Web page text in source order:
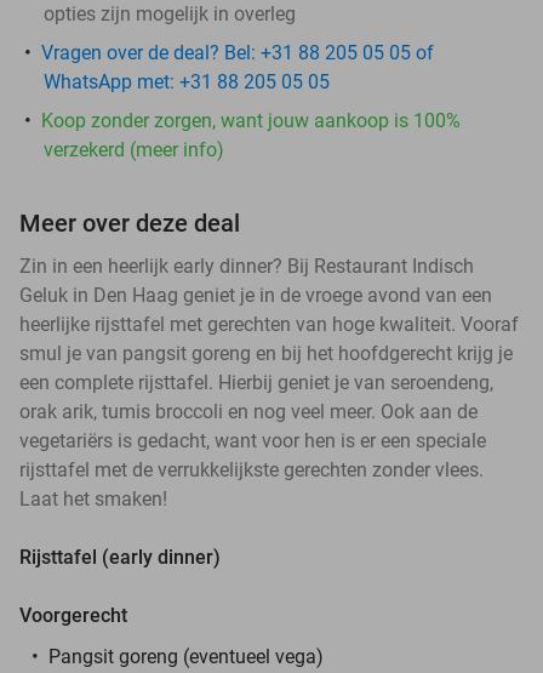
opties zijn mogelijk in overleg
Vragen over de deal? Bel: +31 88 205 05 05 of
WhatsApp met: +31 88 205 05 05
Koop zonder zorgen, want jouw aankoop is 100%
verzekerd (meer info)
Meer over deze deal
Zin in een heerlijk early dinner? Bij Restaurant Indisch
Geluk in Den Haag geniet je in de vroege avond van een
heerlijke rijsttafel met gerechten van hoge kwaliteit. Vooraf
smul je van pangsit goreng en bij het hoofdgerecht krijg je
een complete rijsttafel. Hierbij geniet je van seroendeng,
orak arik, tumis broccoli en nog veel meer. Ook aan de
vegetariërs is gedacht, want voor hen is er een speciale
rijsttafel met de verrukkelijkste gerechten zonder vlees.
Laat het smaken!
Rijsttafel (early dinner)
Voorgerecht
Pangsit goreng (eventueel vega)